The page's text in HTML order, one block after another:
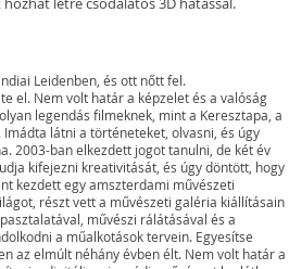
Leidenben, és ott nőtt fel.
el. Nem volt határ a képzelet és a valóság
legendás filmeknek, mint a Keresztapa, a
Imádta látni a történeteket, olvasni, és úgy
2003-ban elkezdett jogot tanulni, de két év
kifejezni kreativitását, és úgy döntött, hogy
kezdett egy amszterdami művészeti
részt vett a művészeti galéria kiállításain
művészi rálátásával és a
a műalkotások tervein. Egyesítse
az elmúlt néhány évben élt. Nem volt határ a